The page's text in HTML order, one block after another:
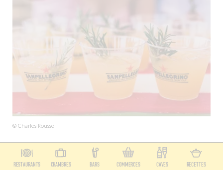
© Charles Roussel
RESTAURANTS CHAMBRES BARS COMMERCES CAVES RECETTES